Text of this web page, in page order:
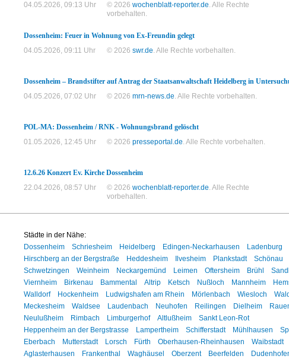
04.05.2026, 09:13 Uhr
© 2026 wochenblatt-reporter.de. Alle Rechte
vorbehalten.
Dossenheim: Feuer in Wohnung von Ex-Freundin gelegt
04.05.2026, 09:11 Uhr
© 2026 swr.de. Alle Rechte vorbehalten.
Dossenheim – Brandstifter auf Antrag der Staatsanwaltschaft Heidelberg in
04.05.2026, 07:02 Uhr
© 2026 mrn-news.de. Alle Rechte vorbehalten.
POL-MA: Dossenheim / RNK - Wohnungsbrand gelöscht
01.05.2026, 12:45 Uhr
© 2026 presseportal.de. Alle Rechte vorbehalten.
12.6.26 Konzert Ev. Kirche Dossenheim
22.04.2026, 08:57 Uhr
© 2026 wochenblatt-reporter.de. Alle Rechte
vorbehalten.
Städte in der Nähe:
Dossenheim
Schriesheim Heidelberg Edingen-Neckarhausen Ladenburg
Hirschberg an der Bergstraße
Heddesheim Ilvesheim Plankstadt
Schönau
Schwetzingen
Weinheim Neckargemünd Leimen Oftersheim Brühl
Viernheim
Birkenau Bammental Altrip Ketsch Nußloch Mannheim
Walldorf
Hockenheim Ludwigshafen am Rhein Mörlenbach Wiesloch
Meckesheim
Waldsee Laudenbach Neuhofen Reilingen Dielheim
Neulußheim
Rimbach Limburgerhof Altlußheim
Sankt Leon-Rot
Heppenheim an der Bergstrasse
Lampertheim Schifferstadt Mühlhausen
Eberbach
Mutterstadt Lorsch Fürth Oberhausen-Rheinhausen
Waibstadt
Aglasterhausen
Frankenthal Waghäusel Oberzent Beerfelden